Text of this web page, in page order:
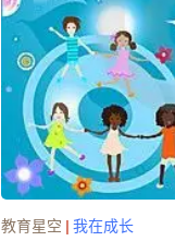
教育星空 | 我在成长